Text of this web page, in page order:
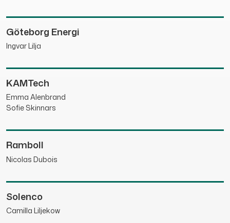
Göteborg Energi
Ingvar Lilja
KAMTech
Emma Alenbrand
Sofie Skinnars
Ramboll
Nicolas Dubois
Solenco
Camilla Liljekow